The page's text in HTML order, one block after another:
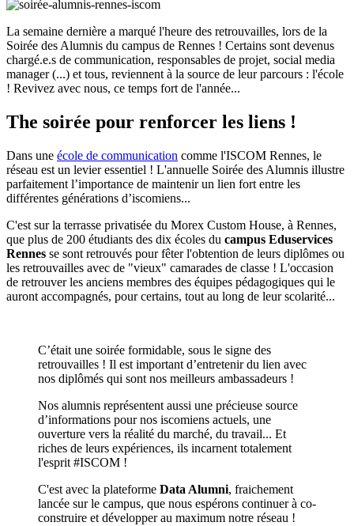
La semaine dernière a marqué l'heure des retrouvailles, lors de la
Soirée des Alumnis du campus de Rennes ! Certains sont devenus
chargé.e.s de communication, responsables de projet, social media
manager (...) et tous, reviennent à la source de leur parcours : l'école
! Revivez avec nous, ce temps fort de l'année...
The soirée pour renforcer les liens !
Dans une école de communication comme l'ISCOM Rennes, le
réseau est un levier essentiel ! L'annuelle Soirée des Alumnis illustre
parfaitement l’importance de maintenir un lien fort entre les
différentes générations d’iscomiens...
C'est sur la terrasse privatisée du Morex Custom House, à Rennes,
que plus de 200 étudiants des dix écoles du campus Eduservices
Rennes se sont retrouvés pour fêter l'obtention de leurs diplômes ou
les retrouvailles avec de "vieux" camarades de classe ! L'occasion
de retrouver les anciens membres des équipes pédagogiques qui le
auront accompagnés, pour certains, tout au long de leur scolarité...
C’était une soirée formidable, sous le signe des
retrouvailles ! Il est important d’entretenir du lien avec
nos diplômés qui sont nos meilleurs ambassadeurs !
Nos alumnis représentent aussi une précieuse source
d’informations pour nos iscomiens actuels, une
ouverture vers la réalité du marché, du travail... Et
riches de leurs expériences, ils incarnent totalement
l'esprit #ISCOM !
C'est avec la plateforme Data Alumni, fraichement
lancée sur le campus, que nous espérons continuer à co-
construire et développer au maximum notre réseau !